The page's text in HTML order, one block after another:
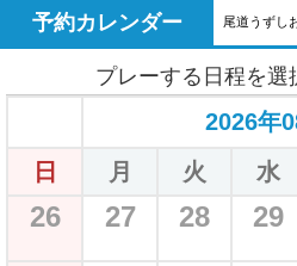
予約カレンダー 尾道うずし
プレーする日程を選
2026年
日
月 火 水
26 27 28 29